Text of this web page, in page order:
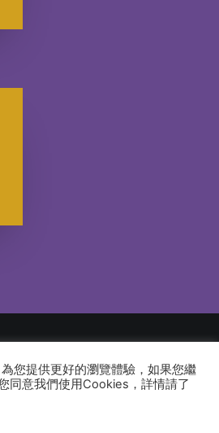
Bible Seminary. All rights reserved
您提供更好的瀏覽體驗，如果您繼
同意我們使用Cookies，詳情請了